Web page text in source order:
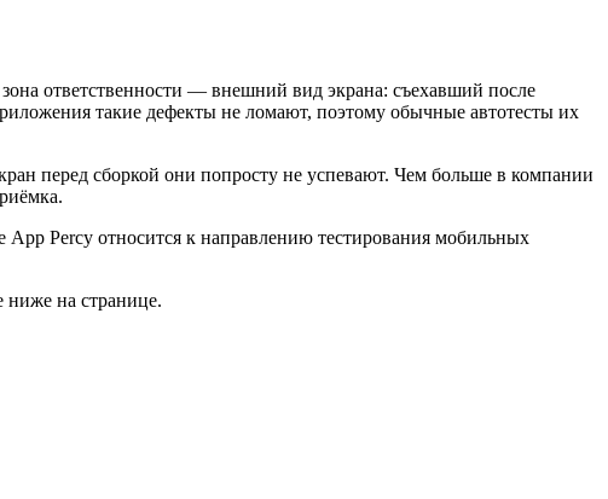
ответственности — внешний вид экрана: съехавший после
такие дефекты не ломают, поэтому обычные автотесты их
перед сборкой они попросту не успевают. Чем больше в компании
Percy относится к направлению тестирования мобильных
на странице.